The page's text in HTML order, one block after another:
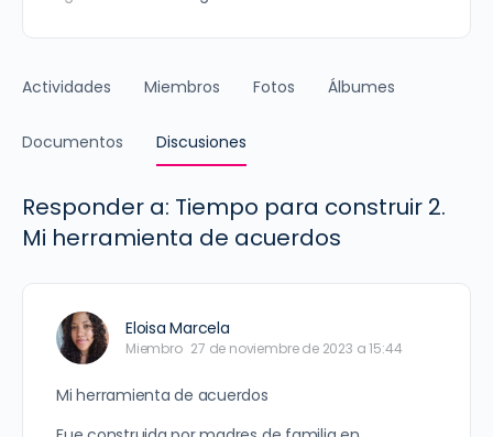
Actividades Miembros Fotos Álbumes
Documentos Discusiones
Responder a: Tiempo para construir 2.
Mi herramienta de acuerdos
Eloisa Marcela
Miembro 27 de noviembre de 2023 a 15:44
Mi herramienta de acuerdos